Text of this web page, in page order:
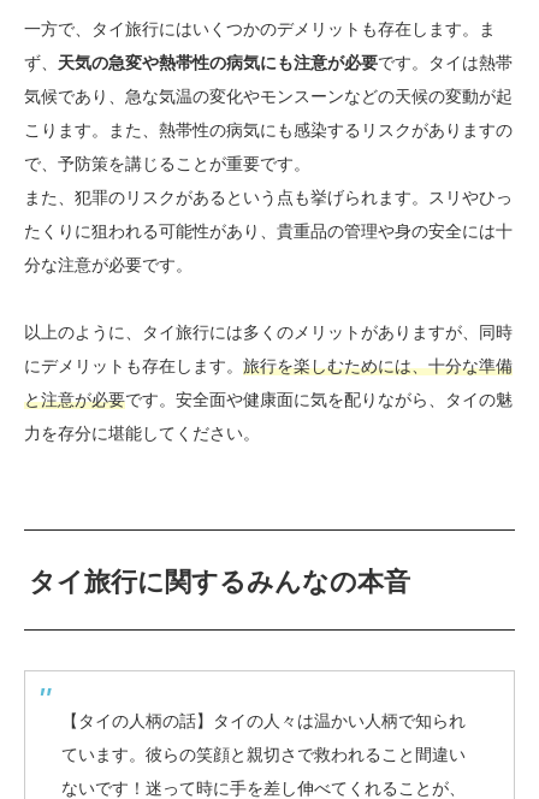
一方で、タイ旅行にはいくつかのデメリットも存在します。ま
ず、 天気の急変や熱帯性の病気にも注意が必要です。タイは熱帯
気候であり、急な気温の変化やモンスーンなどの天候の変動が起
こります。また、熱帯性の病気にも感染するリスクがありますの
で、予防策を講じることが重要です。
また、犯罪のリスクがあるという点も挙げられます。スリやひっ
たくりに狙われる可能性があり、貴重品の管理や身の安全には十
分な注意が必要です。
以上のように、タイ旅行には多くのメリットがありますが、同時
にデメリットも存在します。 旅行を楽しむためには、十分な準備
と注意が必要です。安全面や健康面に気を配りながら、タイの魅
力を存分に堪能してください。
タイ旅行に関するみんなの本音
【タイの人柄の話】タイの人々は温かい人柄で知られ
ています。彼らの笑顔と親切さで救われること間違い
ないです！迷って時に手を差し伸べてくれることが、